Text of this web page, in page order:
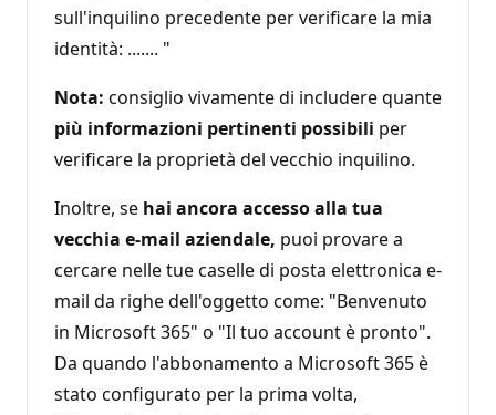
sull'inquilino precedente per verificare la mia
identità: ....... "
Nota: consiglio vivamente di includere quante
più informazioni pertinenti possibili per
verificare la proprietà del vecchio inquilino.
Inoltre, se hai ancora accesso alla tua
vecchia e-mail aziendale, puoi provare a
cercare nelle tue caselle di posta elettronica e-
mail da righe dell'oggetto come: "Benvenuto
in Microsoft 365" o "Il tuo account è pronto".
Da quando l'abbonamento a Microsoft 365 è
stato configurato per la prima volta,